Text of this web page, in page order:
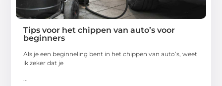
Tips voor het chippen van auto’s voor
beginners
Als je een beginneling bent in het chippen van auto’s, weet
ik zeker dat je